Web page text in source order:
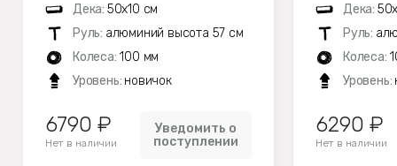
Дека: 50х10 см
Руль: алюминий высота 57 см
Колеса: 100 мм
Уровень: новичок
6790 ₽
Нет в наличии
Уведомить о
поступлении
Дека:
Руль:
Колеса:
Уровень:
6290 ₽
Нет в наличии